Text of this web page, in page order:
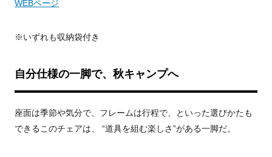
WEBページ
※いずれも収納袋付き
自分仕様の一脚で、秋キャンプへ
座面は季節や気分で、フレームは行程で、といった選びかたも
できるこのチェアは、 “道具を組む楽しさ”がある一脚だ。